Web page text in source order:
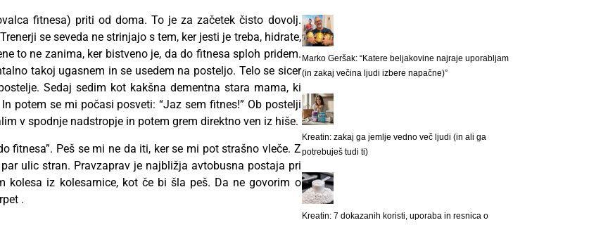
fitnesa) priti od doma. To je za začetek čisto dovolj.
se seveda ne strinjajo s tem, ker jesti je treba, hidrate,
to ne zanima, ker bistveno je, da do fitnesa sploh pridem.
takoj ugasnem in se usedem na posteljo. Telo se sicer
Sedaj sedim kot kakšna dementna stara mama, ki
potem se mi počasi posveti: “Jaz sem fitnes!” Ob postelji
v spodnje nadstropje in potem grem direktno ven iz hiše.
fitnesa”. Peš se mi ne da iti, ker se mi pot strašno vleče. Z
ulic stran. Pravzaprav je najbližja avtobusna postaja pri
kolesa iz kolesarnice, kot če bi šla peš. Da ne govorim o
.
Marko Geršak: “Katere beljakovine najraje uporabljam
(in zakaj večina ljudi izbere napačne)”
Kreatin: zakaj ga jemlje vedno več ljudi (in ali ga
potrebuješ tudi ti)
Kreatin: 7 dokazanih koristi, uporaba in resnica o